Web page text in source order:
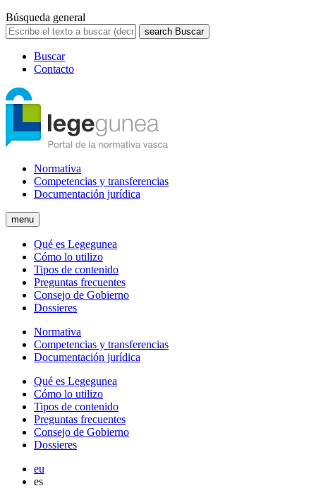
Búsqueda general
search Buscar
Buscar
Contacto
Normativa
Competencias y transferencias
Documentación jurídica
menu
Qué es Legegunea
Cómo lo utilizo
Tipos de contenido
Preguntas frecuentes
Consejo de Gobierno
Dossieres
Normativa
Competencias y transferencias
Documentación jurídica
Qué es Legegunea
Cómo lo utilizo
Tipos de contenido
Preguntas frecuentes
Consejo de Gobierno
Dossieres
eu
es